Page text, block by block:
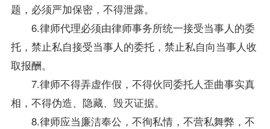
题，必须严加保密，不得泄露。
6.律师代理必须由律师事务所统一接受当事人的委
托，禁止私自接受当事人的委托，禁止私自向当事人收
取报酬。
7.律师不得弄虚作假，不得伙同委托人歪曲事实真
相，不得伪造、隐藏、毁灭证据。
8.律师应当廉洁奉公，不徇私情，不营私舞弊，不